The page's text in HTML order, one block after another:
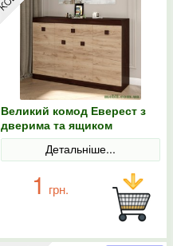
Великий комод Еверест з
дверима та ящиком
Соната-7 140х38х94 венге
темний/дуб крафт золотий
Детальніше...
1 грн.